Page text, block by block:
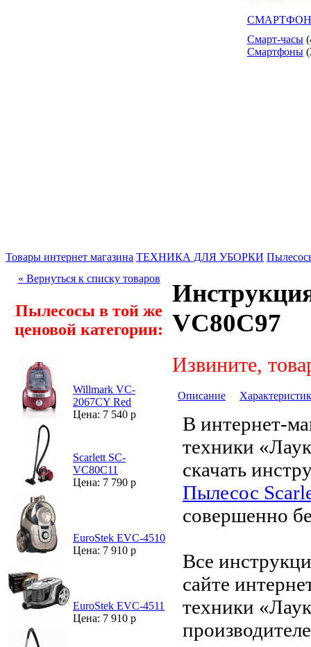
Смарт-часы
Смартфоны
Товары интернет магазина ТЕХНИКА ДЛЯ УБОРКИ
« Вернуться к списку товаров
Пылесосы в той же
ценовой категории:
Willmark VC-
2067CY Red
Цена: 7 540 р
Scarlett SC-
VC80C11
Цена: 7 790 р
EuroStek EVC-4510
Цена: 7 910 р
EuroStek EVC-4511
Цена: 7 910 р
VC80C97
Извините,
Описание
В интернет-
техники
скачать
Пылесос
совершенно
Все
сайте
техники